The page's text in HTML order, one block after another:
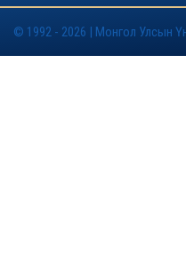
© 1992 - 2026 | Монгол Улсын